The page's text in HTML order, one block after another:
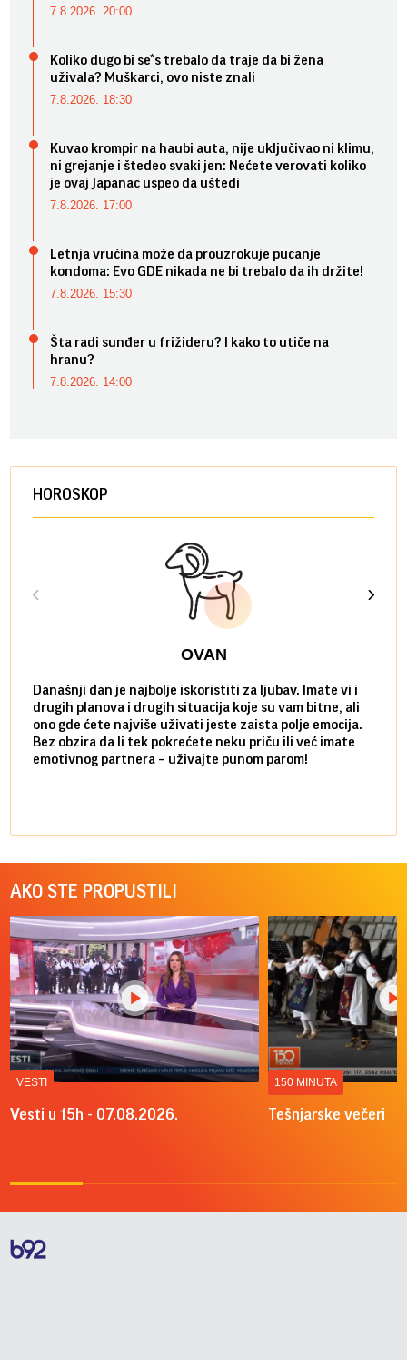
7.8.2026. 20:00
Koliko dugo bi se*s trebalo da traje da bi žena
uživala? Muškarci, ovo niste znali
7.8.2026. 18:30
Kuvao krompir na haubi auta, nije uključivao ni klimu,
ni grejanje i štedeo svaki jen: Nećete verovati koliko
je ovaj Japanac uspeo da uštedi
7.8.2026. 17:00
Letnja vrućina može da prouzrokuje pucanje
kondoma: Evo GDE nikada ne bi trebalo da ih držite!
7.8.2026. 15:30
Šta radi sunđer u frižideru? I kako to utiče na
hranu?
7.8.2026. 14:00
HOROSKOP
OVAN
Današnji dan je najbolje iskoristiti za ljubav. Imate vi i
drugih planova i drugih situacija koje su vam bitne, ali
ono gde ćete najviše uživati jeste zaista polje emocija.
Bez obzira da li tek pokrećete neku priču ili već imate
emotivnog partnera – uživajte punom parom!
AKO STE PROPUSTILI
VESTI
Vesti u 15h - 07.08.2026.
150 MINUTA
Tešnjarske večeri